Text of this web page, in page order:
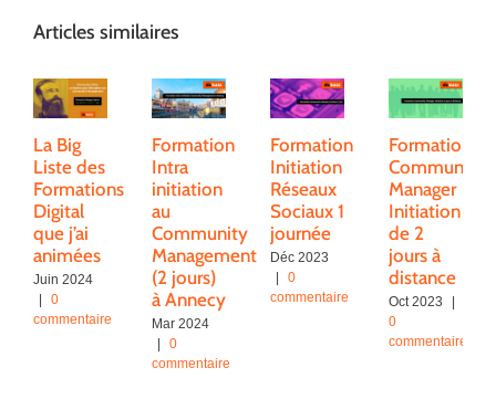
Articles similaires
La Big
Liste des
Formations
Digital
que j’ai
animées
Juin 2024
|
0
commentaire
Formation
Intra
initiation
au
Community
Management
(2 jours)
à Annecy
Mar 2024
|
0
commentaire
Formation
Initiation
Réseaux
Sociaux 1
journée
Déc 2023
|
0
commentaire
Formation
Community
Manager
Initiation
de 2
jours à
distance
Oct 2023
|
0
commentaire